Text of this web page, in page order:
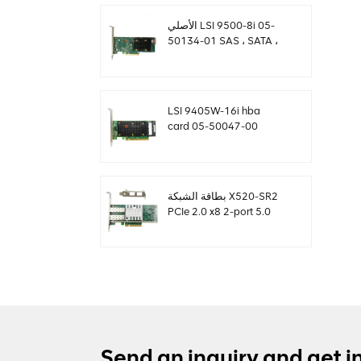
الأصلي LSI 9500-8i 05-
50134-01 SAS ، SATA ،
LSI 9405W-16i hba
card 05-50047-00
بطاقة الشبكة X520-SR2
PCIe 2.0 x8 2-port 5.0